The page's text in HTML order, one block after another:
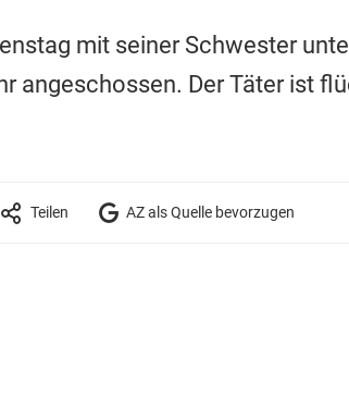
mit seiner Schwester
angeschossen. Der Täter ist
Teilen AZ als Quelle bevorzugen